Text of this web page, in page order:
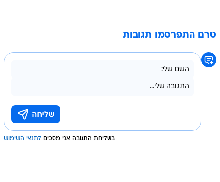
טרם התפרסמו תגובות
בשליחת התגובה אני מסכים לתנאי השימוש